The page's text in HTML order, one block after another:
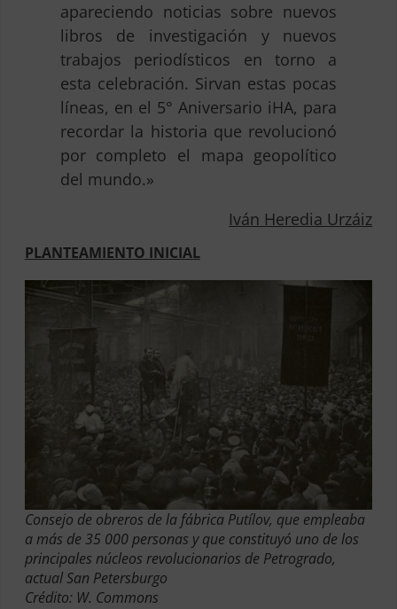
apareciendo noticias sobre nuevos
libros de investigación y nuevos
trabajos periodísticos en torno a
esta celebración. Sirvan estas pocas
líneas, en el 5° Aniversario iHA, para
recordar la historia que revolucionó
por completo el mapa geopolítico
del mundo.»
Iván Heredia Urzáiz
PLANTEAMIENTO INICIAL
Consejo de obreros de la fábrica Putílov, que empleaba
a más de 35 000 personas y que constituyó uno de los
principales núcleos revolucionarios de Petrogrado,
actual San Petersburgo
Crédito: W. Commons